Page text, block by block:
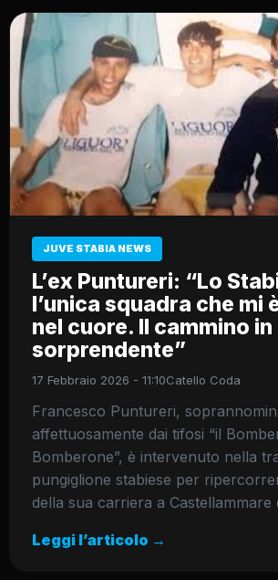
JUVE STABIA NEWS
L’ex Puntureri: “Lo
l’unica squadra che mi
nel cuore. Il cammino in
sorprendente”
17 Febbraio 2026 - 11:10Catello Coda
Francesco Puntureri,
affettuosamente dai tifosi “il
Bomberone”, è intervenuto nella
pungiglione stabiese per
della sua carriera a Castellammare
Leggi l’articolo →